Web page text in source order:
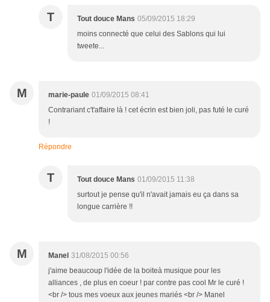
T Tout douce Mans 05/09/2015 18:29
moins connecté que celui des Sablons qui lui
tweete...
M marie-paule 01/09/2015 08:41
Contrariant c't'affaire là ! cet écrin est bien joli, pas futé le curé
!
Répondre
T Tout douce Mans 01/09/2015 11:38
surtout je pense qu'il n'avait jamais eu ça dans sa
longue carrière !!
M Manel 31/08/2015 00:56
j'aime beaucoup l'idée de la boiteà musique pour les
alliances , de plus en coeur ! par contre pas cool Mr le curé !
<br /> tous mes voeux aux jeunes mariés <br /> Manel